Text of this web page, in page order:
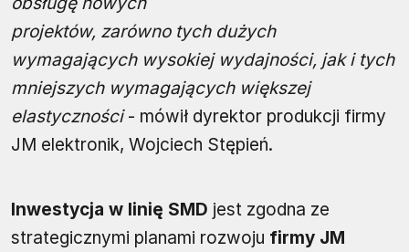
projektów, zarówno tych dużych
wymagających wysokiej wydajności, jak i tych
mniejszych wymagających większej
elastyczności- mówił dyrektor produkcji firmy
JM elektronik, Wojciech Stępień.
Inwestycja w linię SMD jest zgodna ze
strategicznymi planami rozwoju firmy JM